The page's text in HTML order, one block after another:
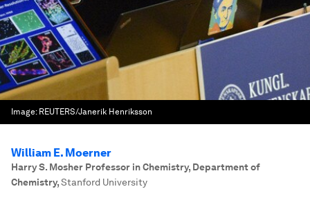
Image: REUTERS/Janerik Henriksson
William E. Moerner
Harry S. Mosher Professor in Chemistry, Department of
Chemistry,Stanford University